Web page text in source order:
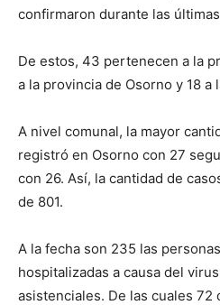
confirmaron durante las
De estos, 43 pertenecen a la
a la provincia de Osorno y 18 a
A nivel comunal, la mayor
registró en Osorno con 27
con 26. Así, la cantidad de
de 801.
A la fecha son 235 las
hospitalizadas a causa del
asistenciales. De las cuales 72